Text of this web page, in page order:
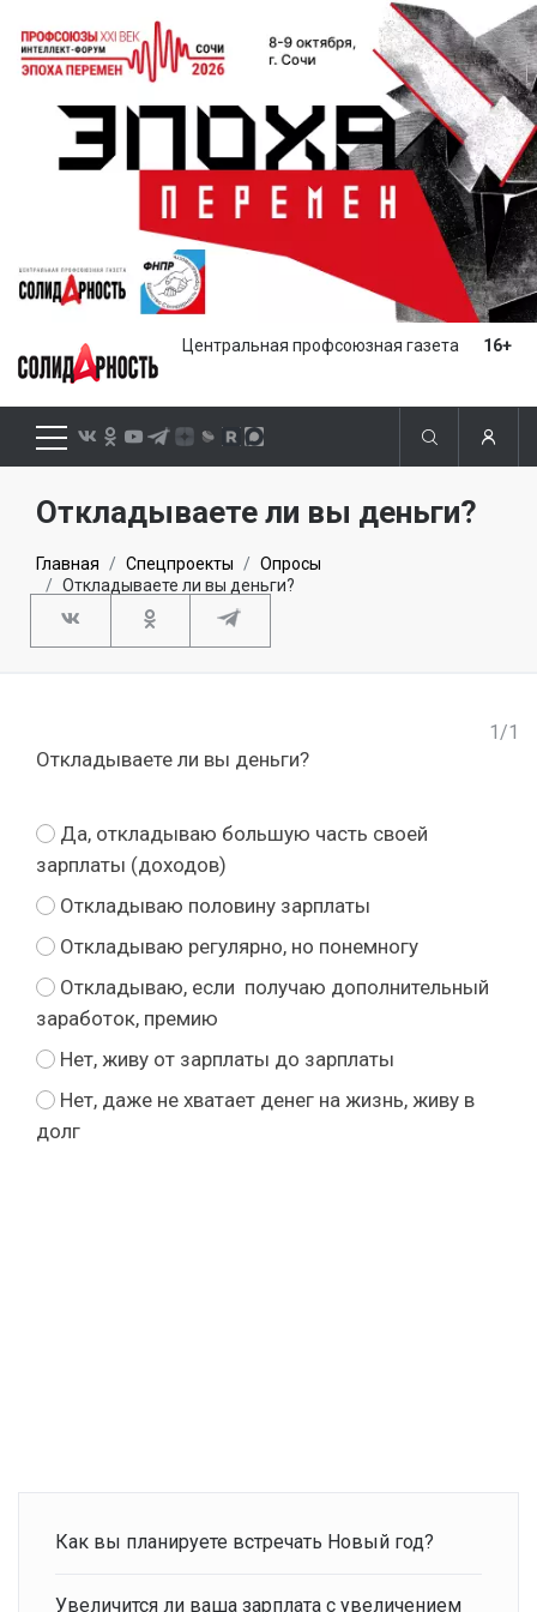
Центральная профсоюзная газета 16+
Откладываете ли вы деньги?
Главная Спецпроекты
Опросы
Откладываете ли вы деньги?
1/1
Откладываете ли вы деньги?
Да, откладываю большую часть своей
зарплаты (доходов)
Откладываю половину зарплаты
Откладываю регулярно, но понемногу
Откладываю, если получаю дополнительный
заработок, премию
Нет, живу от зарплаты до зарплаты
Нет, даже не хватает денег на жизнь, живу в
долг
Как вы планируете встречать Новый год?
Увеличится ли ваша зарплата с увеличением